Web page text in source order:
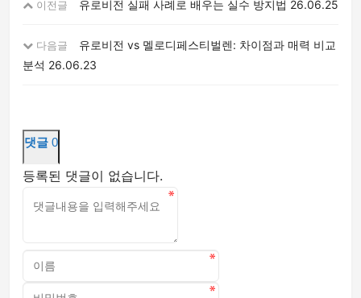
이전글 유로비전 실패 사례로 배우는 실수 방지법 26.06.25
다음글
유로비전 vs 멜로디페스티벌렌: 차이점과 매력 비교
분석 26.06.23
댓글 0
등록된 댓글이 없습니다.